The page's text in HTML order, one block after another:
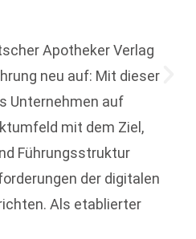
Apotheker Verlag
neu auf: Mit dieser
Unternehmen auf
mit dem Ziel,
Führungsstruktur
der digitalen
Als etablierter